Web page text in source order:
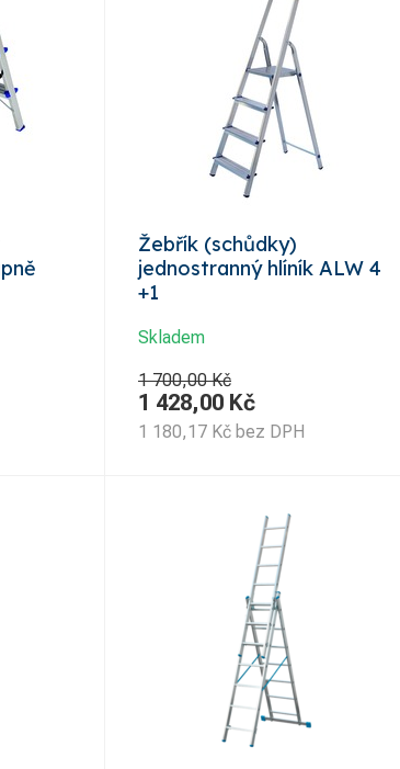
Žebřík (schůdky)
jednostranný hlíník ALW 4
+1
Skladem
1 700,00 Kč
1 428,00 Kč
1 180,17 Kč bez DPH